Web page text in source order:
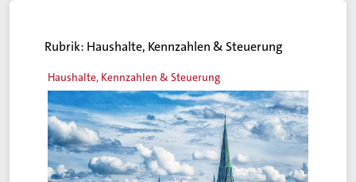
Rubrik: Haushalte, Kennzahlen & Steuerung
Haushalte, Kennzahlen & Steuerung